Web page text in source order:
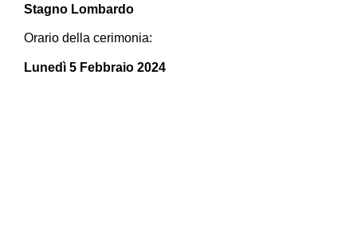
Stagno Lombardo
Orario della cerimonia:
Lunedì 5 Febbraio 2024